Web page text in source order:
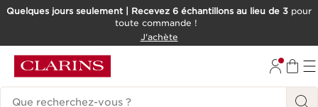
ALLER AU CONTENU
Quelques jours seulement | Recevez 6 échantillons au lieu de 3 pour
toute commande !
J'achète
Historique des recherches